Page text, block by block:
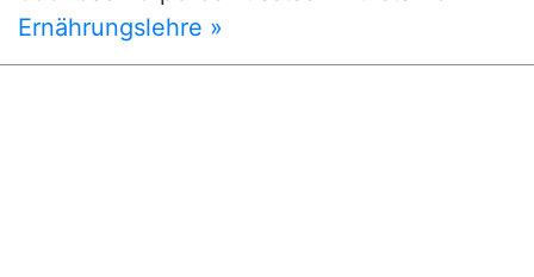
Ernährungslehre »